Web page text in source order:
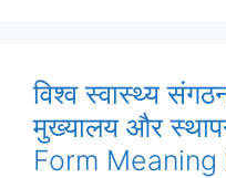
विश्व स्वास्थ्य
मुख्यालय और
Form Meaning